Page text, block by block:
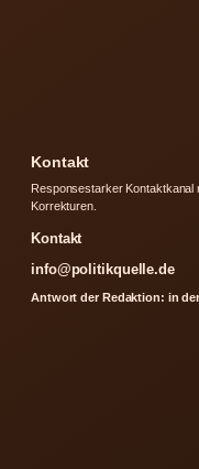
Kontakt
Responsestarker Kontaktkanal
Korrekturen.
Kontakt
info@politikquelle.de
Antwort der Redaktion: in